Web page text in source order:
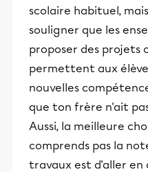
scolaire habituel,
souligner que les
proposer des projets
permettent aux
nouvelles
que ton frère n'ait
Aussi, la meilleure
comprends pas la
travaux est d'aller